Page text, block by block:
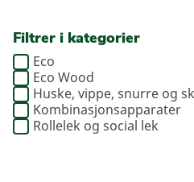
Filtrer i kategorier
Eco
Eco Wood
Huske, vippe, snurre og
Kombinasjonsapparater
Rollelek og social lek